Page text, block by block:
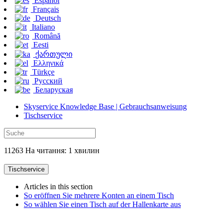
Français
Deutsch
Italiano
Română
Eesti
ქართული
Ελληνικά
Türkçe
Русский
Беларуская
Skyservice Knowledge Base | Gebrauchsanweisung
Tischservice
11263 На читання: 1 хвилин
Tischservice
Articles in this section
So eröffnen Sie mehrere Konten an einem Tisch
So wählen Sie einen Tisch auf der Hallenkarte aus